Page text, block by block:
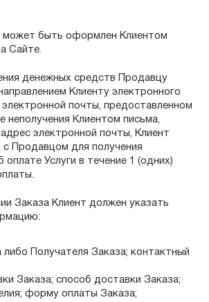
может быть оформлен Клиентом
Сайте.
денежных средств Продавцу
Клиенту электронного
почты, предоставленном
неполучения Клиентом письма,
электронной почты, Клиент
с Продавцом для получения
Услуги в течение 1 (одних)
Заказа Клиент должен указать
Получателя Заказа; контактный
Заказа; способ доставки Заказа;
форму оплаты Заказа;